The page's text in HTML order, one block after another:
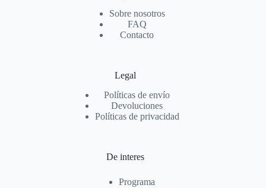
Sobre nosotros
FAQ
Contacto
Legal
Políticas de envío
Devoluciones
Políticas de privacidad
De interes
Programa